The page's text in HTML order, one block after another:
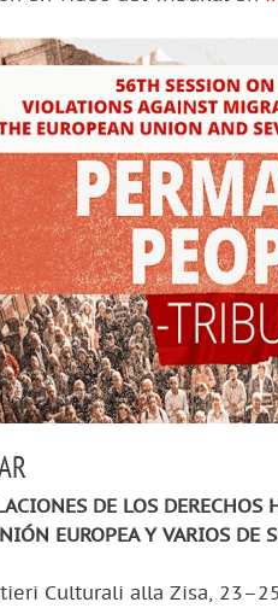
DE LOS
EUROPEA Y VARIOS DE
Culturali alla Zisa,